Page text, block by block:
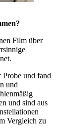
Film über
Probe und fand
und
und sind aus
Vergleich zu